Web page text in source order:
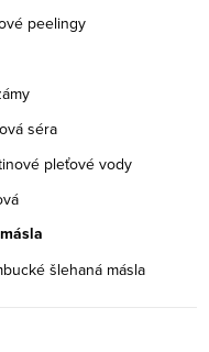
peelingy
séra
pleťové vody
šlehaná másla